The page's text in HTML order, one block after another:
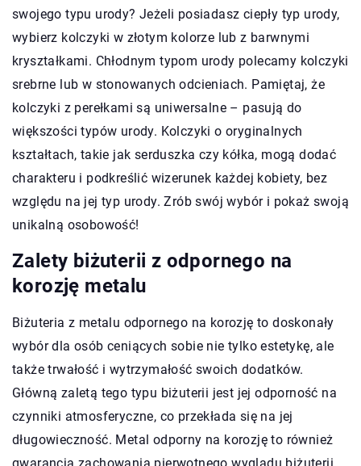
swojego typu urody? Jeżeli posiadasz ciepły typ urody,
wybierz kolczyki w złotym kolorze lub z barwnymi
kryształkami. Chłodnym typom urody polecamy kolczyki
srebrne lub w stonowanych odcieniach. Pamiętaj, że
kolczyki z perełkami są uniwersalne – pasują do
większości typów urody. Kolczyki o oryginalnych
kształtach, takie jak serduszka czy kółka, mogą dodać
charakteru i podkreślić wizerunek każdej kobiety, bez
względu na jej typ urody. Zrób swój wybór i pokaż swoją
unikalną osobowość!
Zalety biżuterii z odpornego na
korozję metalu
Biżuteria z metalu odpornego na korozję to doskonały
wybór dla osób ceniących sobie nie tylko estetykę, ale
także trwałość i wytrzymałość swoich dodatków.
Główną zaletą tego typu biżuterii jest jej odporność na
czynniki atmosferyczne, co przekłada się na jej
długowieczność. Metal odporny na korozję to również